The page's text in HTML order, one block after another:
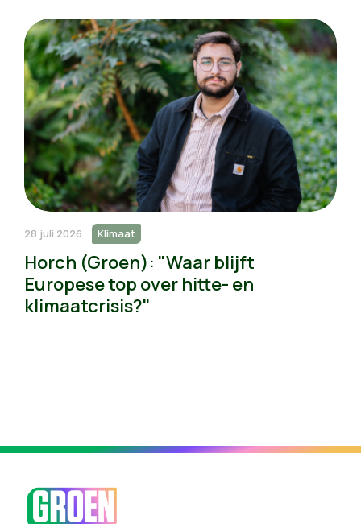
28 juli 2026 Klimaat
Horch (Groen): "Waar blijft
Europese top over hitte- en
klimaatcrisis?"